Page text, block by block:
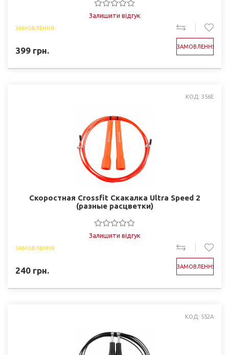
Залишити відгук
ЗАМОВЛЕННЯ
399 грн. ЗАМОВЛЕННЯ
КОД: 356E
Скоростная Crossfit Скакалка Ultra Speed 2
(разные расцветки)
Залишити відгук
ЗАМОВЛЕННЯ
240 грн. ЗАМОВЛЕННЯ
КОД: 552А